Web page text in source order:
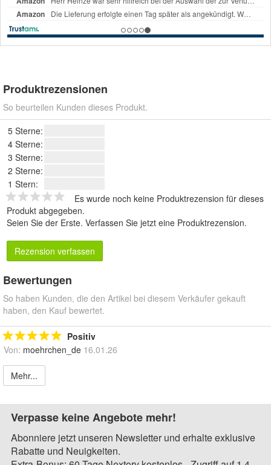
Produktrezensionen
So beurteilen Kunden dieses Produkt.
5 Sterne:
4 Sterne:
3 Sterne:
2 Sterne:
1 Stern:
Es wurde noch keine Produktrezension für dieses
Produkt abgegeben.
Seien Sie der Erste. Verfassen Sie jetzt eine Produktrezension.
Rezension verfassen
Bewertungen
So haben Kunden, die den Artikel bei diesem Verkäufer gekauft
haben, den Kauf bewertet.
Positiv
Von: moehrchen_de 16.01.26
Mehr...
Verpasse keine Angebote mehr!
Abonniere jetzt unseren Newsletter und erhalte exklusive
Rabatte und Neuigkeiten.